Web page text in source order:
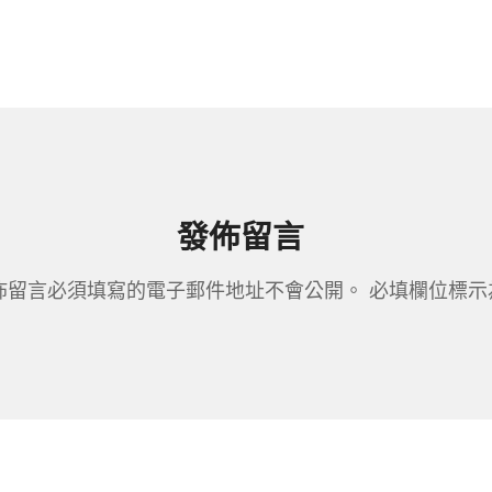
發佈留言
留言必須填寫的電子郵件地址不會公開。 必填欄位標